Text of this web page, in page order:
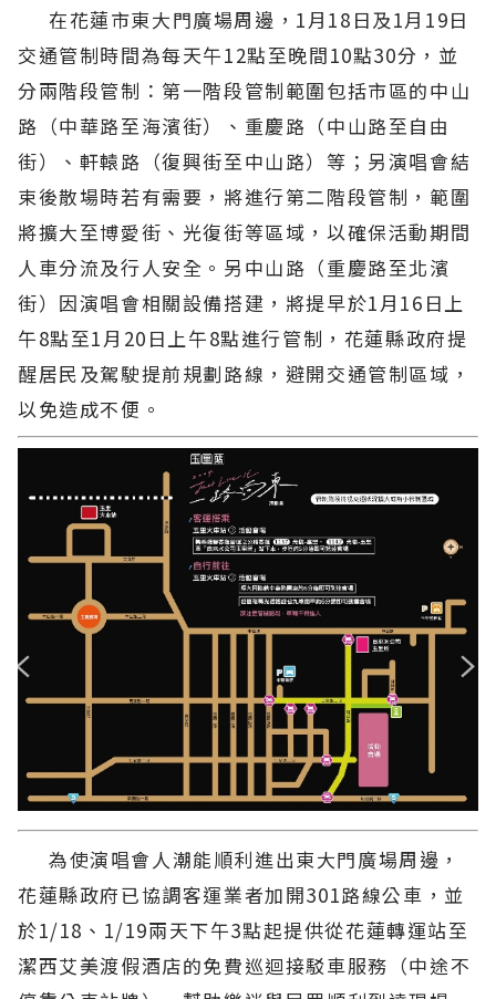
在花蓮市東大門廣場周邊，1月18日及1月19日
交通管制時間為每天午12點至晚間10點30分，並
分兩階段管制：第一階段管制範圍包括市區的中山
路（中華路至海濱街）、重慶路（中山路至自由
街）、軒轅路（復興街至中山路）等；另演唱會結
束後散場時若有需要，將進行第二階段管制，範圍
將擴大至博愛街、光復街等區域，以確保活動期間
人車分流及行人安全。另中山路（重慶路至北濱
街）因演唱會相關設備搭建，將提早於1月16日上
午8點至1月20日上午8點進行管制，花蓮縣政府提
醒居民及駕駛提前規劃路線，避開交通管制區域，
以免造成不便。
為使演唱會人潮能順利進出東大門廣場周邊，
花蓮縣政府已協調客運業者加開301路線公車，並
於1/18、1/19兩天下午3點起提供從花蓮轉運站至
潔西艾美渡假酒店的免費巡迴接駁車服務（中途不